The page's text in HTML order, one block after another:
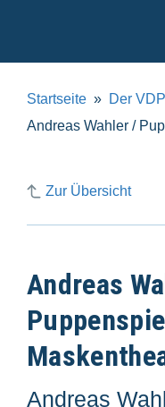
e.V.
Startseite Der VDP
Andreas Wahler /
Zur Übersicht
Andreas
Andreas